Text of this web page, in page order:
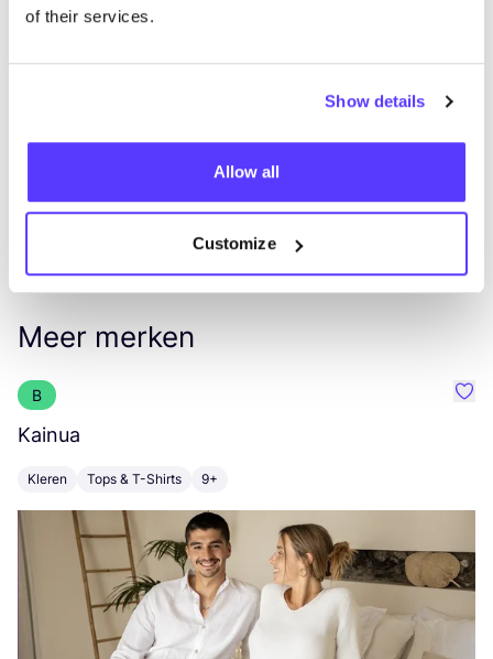
of their services.
Show details
Allow all
Customize
List Map
Meer merken
B
Kainua
Kleren Tops & T-Shirts 9+